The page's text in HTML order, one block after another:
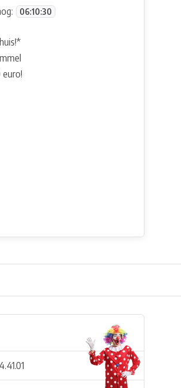
06:10:29
euro!